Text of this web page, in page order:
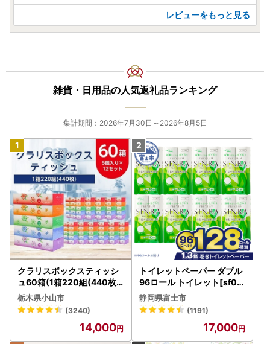
レビューをもっと見る
雑貨・日用品の人気返礼品ランキング
集計期間：2026年7月30日～2026年8月5日
クラリスボックスティッシ
ュ60箱(1箱220組(440枚))
(5個入り×12セット)【配送
不可地域：離島・沖縄県】
【1256759】
栃木県小山市
(3240)
14,000
トイレットペーパー ダブル
96ロール トイレット[sf00
1-012]
静岡県富士市
(1191)
17,000